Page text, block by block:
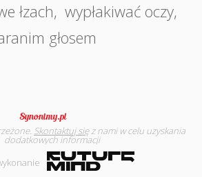
łzach, wypłakiwać oczy,
głosem
Skontaktuj sięz nami w celu uzyskania
dodatkowych informacji